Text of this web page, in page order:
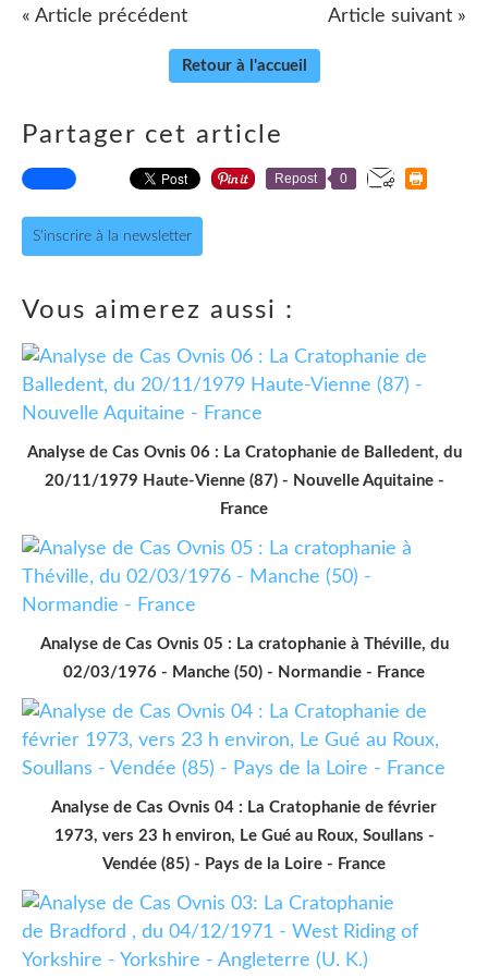
« Article précédent Article suivant »
Retour à l'accueil
Partager cet article
Repost 0
S'inscrire à la newsletter
Vous aimerez aussi :
Analyse de Cas Ovnis 06 : La Cratophanie de Balledent, du
20/11/1979 Haute-Vienne (87) - Nouvelle Aquitaine -
France
Analyse de Cas Ovnis 05 : La cratophanie à Théville, du
02/03/1976 - Manche (50) - Normandie - France
Analyse de Cas Ovnis 04 : La Cratophanie de février
1973, vers 23 h environ, Le Gué au Roux, Soullans -
Vendée (85) - Pays de la Loire - France